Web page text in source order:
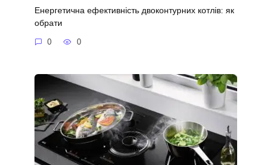
Енергетична ефективність двоконтурних котлів: як
обрати
0 0